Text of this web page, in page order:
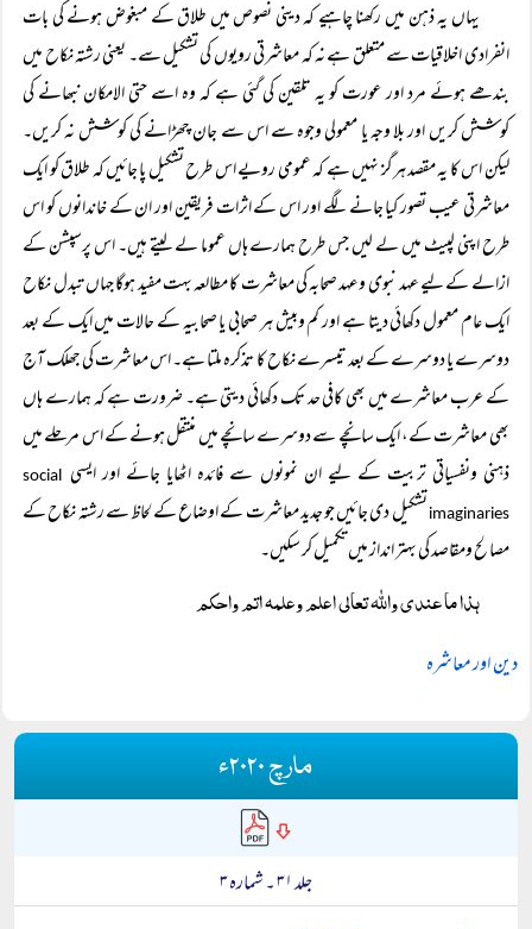
یہاں یہ ذہن میں رکھنا چاہیے کہ دینی نصوص میں طلاق کے مبغوض ہونے کی بات
انفرادی اخلاقیات سے متعلق ہے نہ کہ معاشرتی رویوں کی تشکیل سے۔ یعنی رشتہ نکاح میں
بندھے ہوئے مرد اور عورت کو یہ تلقین کی گئی ہے کہ وہ اسے حتی الامکان نبھانے کی
کوشش کریں اور بلا وجہ یا معمولی وجوہ سے اس سے جان چھڑانے کی کوشش نہ کریں۔
لیکن اس کا یہ مقصد ہرگز نہیں ہے کہ عمومی رویے اس طرح تشکیل پا جائیں کہ طلاق کو ایک
معاشرتی عیب تصور کیا جانے لگے اور اس کے اثرات فریقین اور ان کے خاندانوں کو اس
طرح اپنی لپیٹ میں لے لیں جس طرح ہمارے ہاں عموما لے لیتے ہیں۔ اس پرسپشن کے
ازالے کے لیے عہد نبوی وعہد صحابہ کی معاشرت کا مطالعہ بہت مفید ہوگا جہاں تبدل نکاح
ایک عام معمول دکھائی دیتا ہے اور کم وبیش ہر صحابی یا صحابیہ کے حالات میں ایک کے بعد
دوسرے یا دوسرے کے بعد تیسرے نکاح کا تذکرہ ملتا ہے۔ اس معاشرت کی جھلک آج
کے عرب معاشرے میں بھی کافی حد تک دکھائی دیتی ہے۔ ضرورت ہے کہ ہمارے ہاں
بھی معاشرت کے، ایک سانچے سے دوسرے سانچے میں منتقل ہونے کے اس مرحلے میں
ذہنی ونفسیاتی تربیت کے لیے ان نمونوں سے فائدہ اٹھایا جائے اور ایسی
social
imaginaries تشکیل دی جائیں جو جدید معاشرت کے اوضاع کے لحاظ سے رشتہ نکاح کے
مصالح ومقاصد کی بہتر انداز میں تکمیل کر سکیں۔
ہذا ما عندی واللہ تعالی اعلم وعلمہ اتم واحکم
دین اور معاشرہ
مارچ ۲۰۲۰ء
جلد ۳۱ ۔ شمارہ ۳